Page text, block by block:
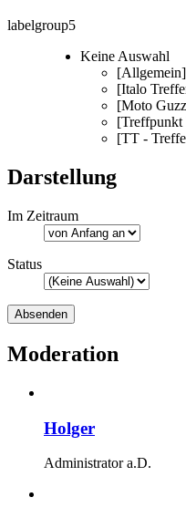
labelgroup5
Keine Auswahl
[Allgemein]
[Italo
[Moto
[Treffpunkt
[TT -
Darstellung
Im Zeitraum
Status
Moderation
Holger
Administrator a.D.